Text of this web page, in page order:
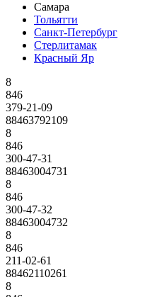
Самара
Тольятти
Санкт-Петербург
Стерлитамак
Красный Яр
8
846
379-21-09
88463792109
8
846
300-47-31
88463004731
8
846
300-47-32
88463004732
8
846
211-02-61
88462110261
8